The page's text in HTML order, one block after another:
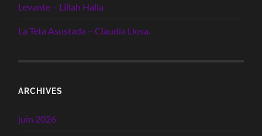
Levante – Lillah Halla
La Teta Asustada – Claudia Llosa.
ARCHIVES
juin 2026